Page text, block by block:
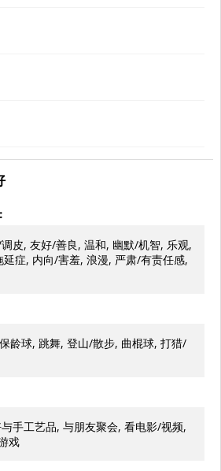
皮, 友好/善良, 温和, 幽默/机智, 乐观,
症, 内向/害羞, 浪漫, 严肃/有责任感,
龄球, 跳舞, 登山/散步, 曲棍球, 打猎/
手工艺品, 与朋友聚会, 看电影/视频,
戏